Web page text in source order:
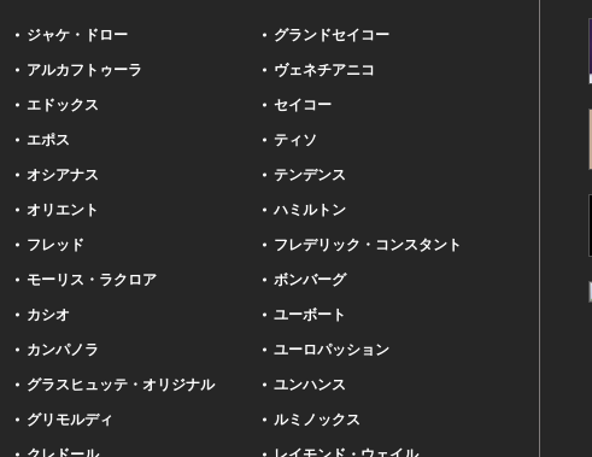
ジャケ・ドロー
アルカフトゥーラ
エドックス
エポス
オシアナス
オリエント
フレッド
モーリス・ラクロア
カシオ
カンパノラ
グラスヒュッテ・オリジナル
グリモルディ
グランドセイコー
ヴェネチアニコ
セイコー
ティソ
テンデンス
ハミルトン
フレデリック・コンスタント
ボンバーグ
ユーボート
ユーロパッション
ユンハンス
ルミノックス